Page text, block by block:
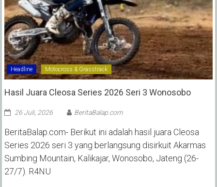
Headline Motocross & Grasstrack
Hasil Juara Cleosa Series 2026 Seri 3 Wonosobo ‎
26 Juli, 2026 BeritaBalap.com
BeritaBalap.com- Berikut ini adalah hasil juara Cleosa
Series 2026 seri 3 yang berlangsung disirkuit Akarmas
Sumbing Mountain, Kalikajar, Wonosobo, Jateng (26-
27/7). R4NU